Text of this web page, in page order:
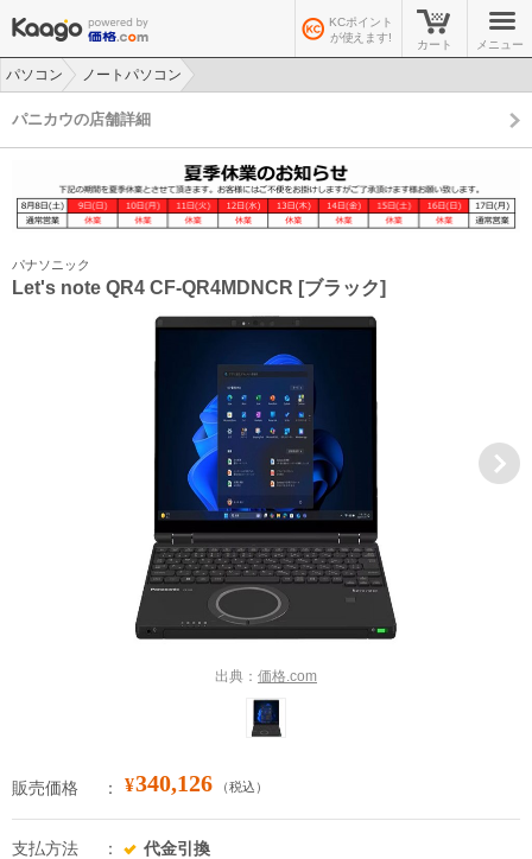
KCポイント
が使えます!
カート メニュー
パソコン
ノートパソコン
パニカウの店舗詳細
パナソニック
Let's note QR4 CF-QR4MDNCR [ブラック]
出典： 価格.com
販売価格 ¥340,126 （税込）
支払方法
代金引換